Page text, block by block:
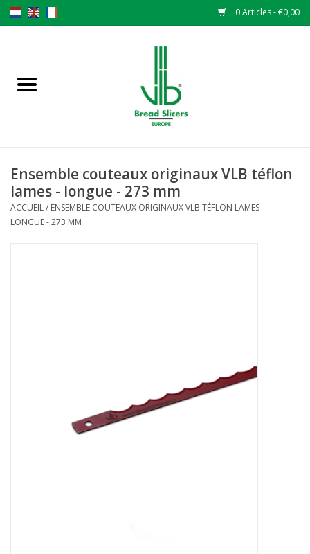
0 Articles - €0,00
Couteaux originaux VLB lames
Changer les lames
Ensemble couteaux originaux VLB téflon
lames - longue - 273 mm
ACCUEIL/ ENSEMBLE COUTEAUX ORIGINAUX VLB TÉFLON LAMES -
LONGUE - 273 MM